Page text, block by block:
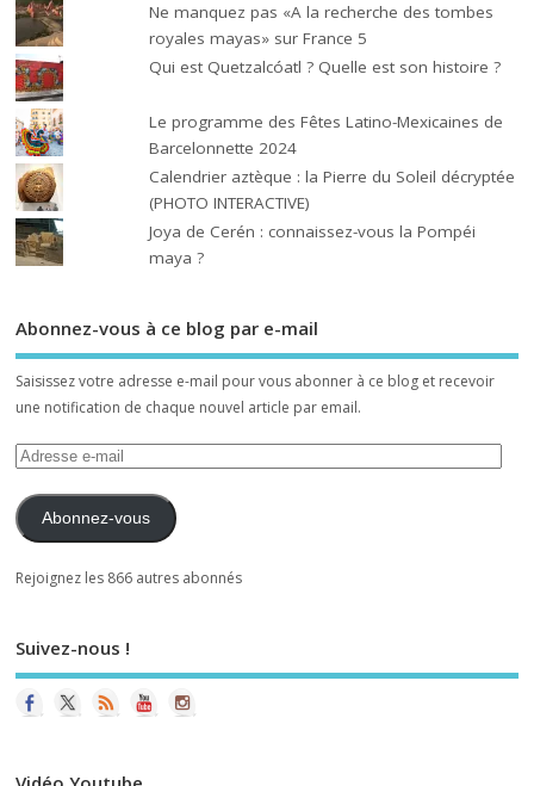
Ne manquez pas «A la recherche des tombes
royales mayas» sur France 5
Qui est Quetzalcóatl ? Quelle est son histoire ?
Le programme des Fêtes Latino-Mexicaines de
Barcelonnette 2024
Calendrier aztèque : la Pierre du Soleil décryptée
(PHOTO INTERACTIVE)
Joya de Cerén : connaissez-vous la Pompéi
maya ?
Abonnez-vous à ce blog par e-mail
Saisissez votre adresse e-mail pour vous abonner à ce blog et recevoir
une notification de chaque nouvel article par email.
Abonnez-vous
Rejoignez les 866 autres abonnés
Suivez-nous !